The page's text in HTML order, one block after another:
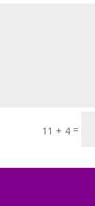
11 + 4=